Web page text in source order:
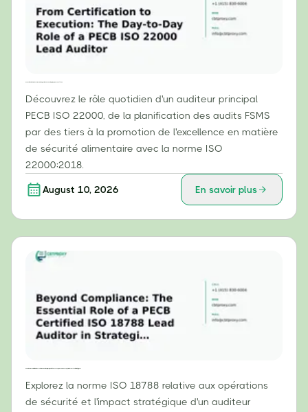
Découvrez le rôle quotidien d'un auditeur principal
PECB ISO 22000, de la planification des audits FSMS
par des tiers à la promotion de l'excellence en matière
de sécurité alimentaire avec la norme ISO
22000:2018.
August 10, 2026 En savoir plus
Explorez la norme ISO 18788 relative aux opérations
de sécurité et l'impact stratégique d'un auditeur